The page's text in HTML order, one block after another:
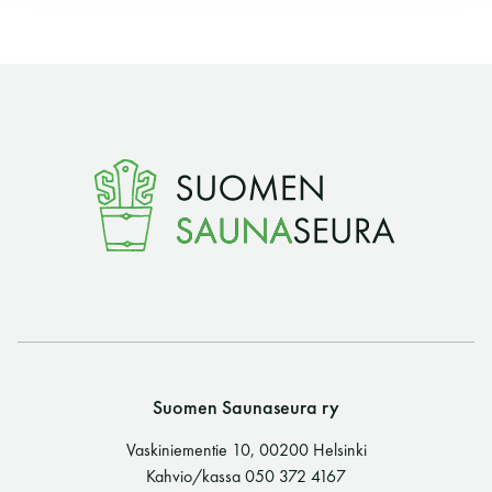
Suomen Saunaseura vaalii perinteisiä, kohteliaita
saunakulttuuria ja pyrkii kehittämään suomalaista
saunaa ja edistämään sitä koskevaa tutkimusta.
Suomen Saunaseura ry
Vaskiniementie 10, 00200 Helsinki
Kahvio/kassa 050 372 4167